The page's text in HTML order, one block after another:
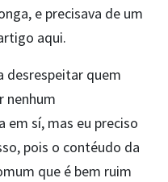
e precisava de um
aqui.
desrespeitar quem
nenhum
sí, mas eu preciso
pois o contéudo da
que é bem ruim